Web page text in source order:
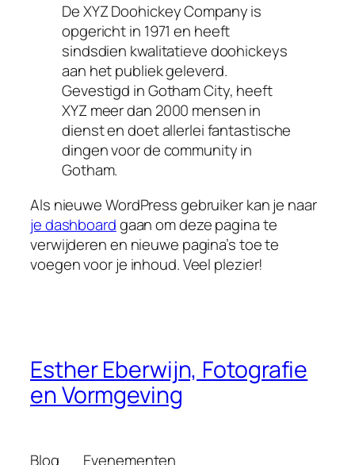
De XYZ Doohickey Company is
opgericht in 1971 en heeft
sindsdien kwalitatieve doohickeys
aan het publiek geleverd.
Gevestigd in Gotham City, heeft
XYZ meer dan 2000 mensen in
dienst en doet allerlei fantastische
dingen voor de community in
Gotham.
Als nieuwe WordPress gebruiker kan je naar
je dashboardgaan om deze pagina te
verwijderen en nieuwe pagina’s toe te
voegen voor je inhoud. Veel plezier!
Esther Eberwijn, Fotografie
en Vormgeving
Blog Evenementen